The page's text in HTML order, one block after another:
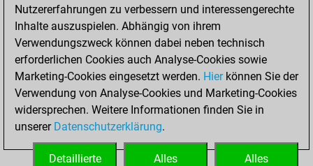
You won
against Fritz
Fritz
You achieved a
BeautyScore of 3
You achieved a
new Elo of 1612
You created
your Fritz account
Nutzererfahrungen zu verbessern und interessengerechte
Inhalte auszuspielen. Abhängig von ihrem
Verwendungszweck können dabei neben technisch
erforderlichen Cookies auch Analyse-Cookies sowie
Marketing-Cookies eingesetzt werden. Hierkönnen Sie der
Verwendung von Analyse-Cookies und Marketing-Cookies
widersprechen. Weitere Informationen finden Sie in
unserer Datenschutzerklärung.
Alles
Alles
Detaillierte